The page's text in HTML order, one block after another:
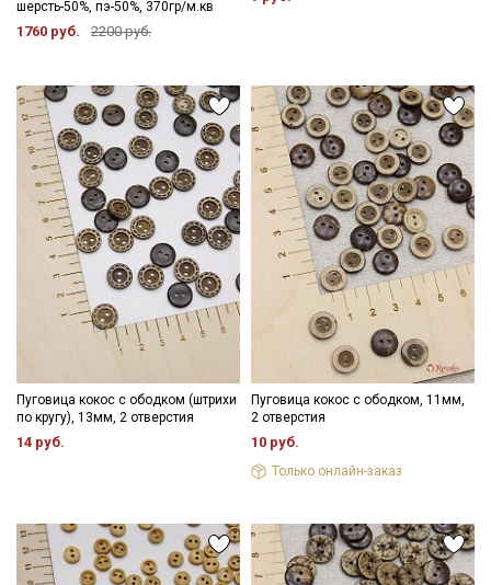
шерсть-50%, пэ-50%, 370гр/м.кв
1760 руб. 2200 руб.
Пуговица кокос с ободком (штрихи
по кругу), 13мм, 2 отверстия
14 руб.
Пуговица кокос с ободком, 11мм,
2 отверстия
10 руб.
Только онлайн-заказ
Секретная рассылка от Купава
Мы публикуем здесь дополнительные
промокоды и скидки до 30% на узкие
категории тканей
Электронная почта
Подписаться
данных
ДаюСогласие на получение рекламных и
информационных рассылок